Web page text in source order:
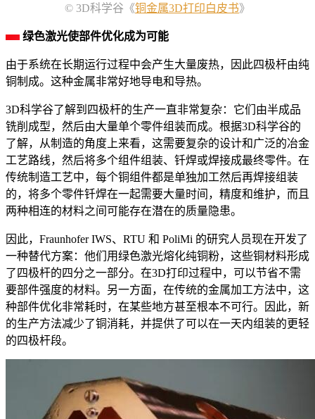
© 3D科学谷《铜金属3D打印白皮书》
绿色激光使部件优化成为可能
由于系统在长期运行过程中会产生大量废热，因此四极杆由纯
铜制成。这种金属非常好地导电和导热。
3D科学谷了解到四极杆的生产一直非常复杂：它们由半成品
铣削成型，然后由大量单个零件组装而成。根据3D科学谷的
了解，从制造的角度上来看，这需要复杂的设计和广泛的冶金
工艺路线，然后将多个组件组装、钎焊或焊接成最终零件。在
传统制造工艺中，每个铜组件都是单独加工然后再焊接组装
的，将多个零件钎焊在一起需要大量时间，精度和维护，而且
两种相连的材料之间可能存在潜在的质量隐患。
因此，Fraunhofer IWS、RTU 和 PoliMi 的研究人员现在开发了
一种替代方案：他们用绿色激光熔化纯铜粉，这些铜材料形成
了四极杆的四分之一部分。在3D打印过程中，可以节省不需
要部件强度的材料。另一方面，在传统的金属加工方法中，这
种部件优化非常耗时，在某些地方甚至根本不可行。因此，新
的生产方法减少了铜消耗，并提供了可以在一天内组装的更轻
的四极杆段。